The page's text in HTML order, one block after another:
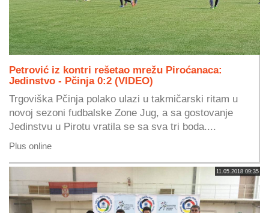
Petrović iz kontri rešetao mrežu Piroćanaca:
Jedinstvo - Pčinja 0:2 (VIDEO)
Trgoviška Pčinja polako ulazi u takmičarski ritam u
novoj sezoni fudbalske Zone Jug, a sa gostovanje
Jedinstvu u Pirotu vratila se sa sva tri boda....
Plus online
11.05.2018 09:35